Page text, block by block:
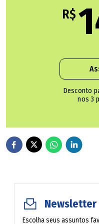
uma aposta no futebol
conseguir projeção na
pode se encaixar neste
"O objetivo foi trazer o
condição financeira
Segundo, tem potencial
recentemente, jogar de
atuar como atacante de
presidente do Atlético-
Segundo o dirigente, a
R$
Desconto
nos 3
Newsletter
Escolha seus assuntos